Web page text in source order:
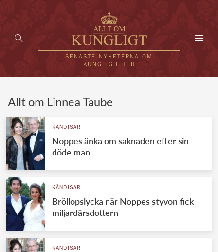
SENASTE NYHETERNA OM
KUNGLIGHETER
UTLÄNDSKT
VÄRLDENS KUNGAHUS
Svenska kungahuset
Brittiska kungahuset
REDAKTION
Allt om Linnea Taube
KÄNDISAR
Noppes änka om saknaden efter sin
döde man
KÄNDISAR
Bröllopslycka när Noppes styvon fick
miljardärsdottern
KÄNDISAR